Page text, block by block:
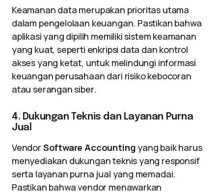
Keamanan data merupakan prioritas utama
dalam pengelolaan keuangan. Pastikan bahwa
aplikasi yang dipilih memiliki sistem keamanan
yang kuat, seperti enkripsi data dan kontrol
akses yang ketat, untuk melindungi informasi
keuangan perusahaan dari risiko kebocoran
atau serangan siber.
4. Dukungan Teknis dan Layanan Purna
Jual
Vendor Software Accounting yang baik harus
menyediakan dukungan teknis yang responsif
serta layanan purna jual yang memadai.
Pastikan bahwa vendor menawarkan